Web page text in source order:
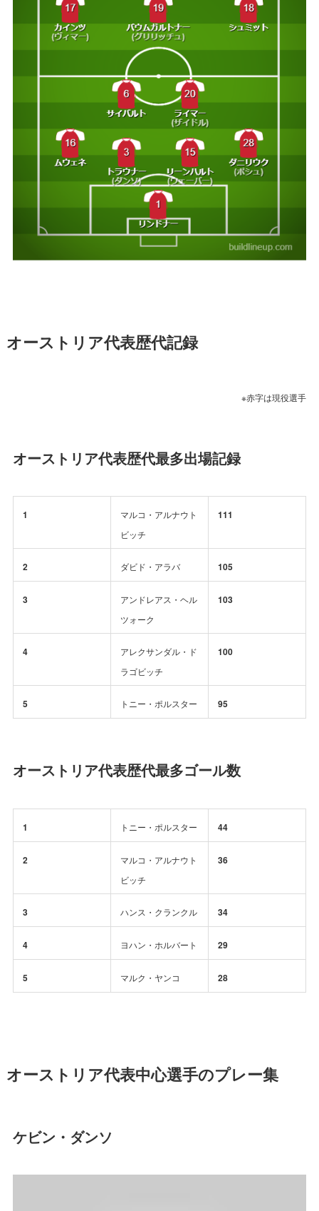
オーストリア代表歴代記録
※赤字は現役選手
オーストリア代表歴代最多出場記録
1
マルコ・アルナウト
ビッチ
111
2 ダビド・アラバ 105
3
アンドレアス・ヘル
ツォーク
103
4
アレクサンダル・ド
ラゴビッチ
100
5 トニー・ポルスター 95
オーストリア代表歴代最多ゴール数
1 トニー・ポルスター 44
2
マルコ・アルナウト
ビッチ
36
3 ハンス・クランクル 34
4 ヨハン・ホルバート 29
5 マルク・ヤンコ 28
オーストリア代表中心選手のプレー集
ケビン・ダンソ